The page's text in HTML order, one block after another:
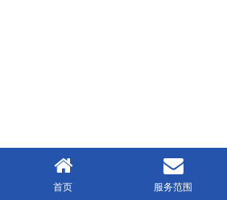
首页 服务范围